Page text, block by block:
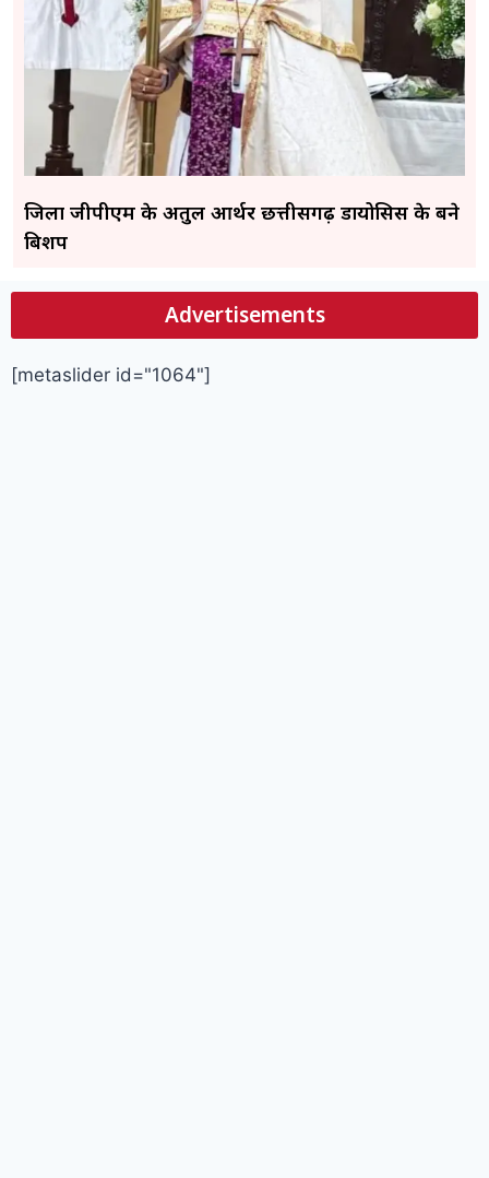
जिला जीपीएम के अतुल आर्थर छत्तीसगढ़ डायोसिस के बने
बिशप
Advertisements
[metaslider id="1064"]